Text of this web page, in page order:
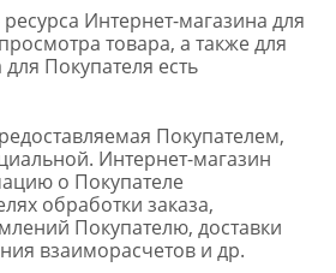
Интернет-магазина для
товара, а также для
Покупателя есть
Покупателем,
Интернет-магазин
о Покупателе
обработки заказа,
Покупателю, доставки
взаиморасчетов и др.